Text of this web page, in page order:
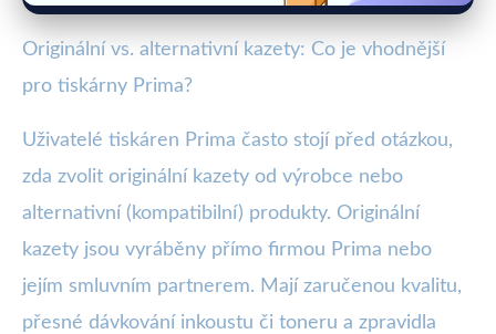
Originální vs. alternativní kazety: Co je vhodnější
pro tiskárny Prima?
Uživatelé tiskáren Prima často stojí před otázkou,
zda zvolit originální kazety od výrobce nebo
alternativní (kompatibilní) produkty. Originální
kazety jsou vyráběny přímo firmou Prima nebo
jejím smluvním partnerem. Mají zaručenou kvalitu,
přesné dávkování inkoustu či toneru a zpravidla